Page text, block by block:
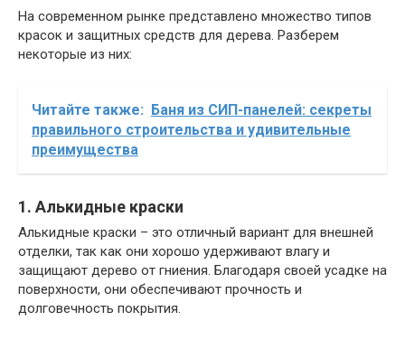
На современном рынке представлено множество типов
красок и защитных средств для дерева. Разберем
некоторые из них:
Читайте также: Баня из СИП-панелей: секреты
правильного строительства и удивительные
преимущества
1. Алькидные краски
Алькидные краски – это отличный вариант для внешней
отделки, так как они хорошо удерживают влагу и
защищают дерево от гниения. Благодаря своей усадке на
поверхности, они обеспечивают прочность и
долговечность покрытия.